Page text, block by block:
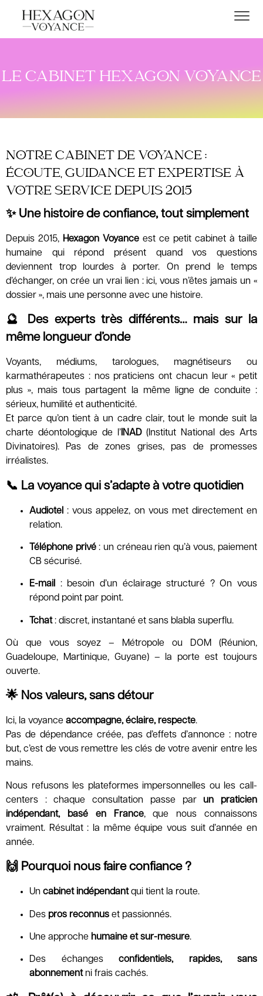
LE CABINET HEXAGON VOYANCE
NOTRE CABINET DE VOYANCE :
ÉCOUTE, GUIDANCE ET EXPERTISE À
VOTRE SERVICE DEPUIS 2015
✨ Une histoire de confiance, tout simplement
Depuis 2015, Hexagon Voyance est ce petit cabinet à taille
humaine qui répond présent quand vos questions
deviennent trop lourdes à porter. On prend le temps
d’échanger, on crée un vrai lien : ici, vous n’êtes jamais un «
dossier », mais une personne avec une histoire.
🔮 Des experts très différents… mais sur la
même longueur d’onde
Voyants, médiums, tarologues, magnétiseurs ou
karmathérapeutes : nos praticiens ont chacun leur « petit
plus », mais tous partagent la même ligne de conduite :
sérieux, humilité et authenticité.
Et parce qu’on tient à un cadre clair, tout le monde suit la
charte déontologique de l’INAD(Institut National des Arts
Divinatoires). Pas de zones grises, pas de promesses
irréalistes.
📞 La voyance qui s’adapte à votre quotidien
Audiotel : vous appelez, on vous met directement en
relation.
Téléphone privé: un créneau rien qu’à vous, paiement
CB sécurisé.
E-mail
: besoin d’un éclairage structuré ? On vous
répond point par point.
Tchat: discret, instantané et sans blabla superflu.
Où que vous soyez – Métropole ou DOM (Réunion,
Guadeloupe, Martinique, Guyane) – la porte est toujours
ouverte.
🌟 Nos valeurs, sans détour
Ici, la voyance accompagne, éclaire, respecte.
Pas de dépendance créée, pas d’effets d’annonce : notre
but, c’est de vous remettre les clés de votre avenir entre les
mains.
Nous refusons les plateformes impersonnelles ou les call-
centers : chaque consultation passe par un praticien
indépendant, basé en France, que nous connaissons
vraiment. Résultat : la même équipe vous suit d’année en
année.
🙌 Pourquoi nous faire confiance ?
Un cabinet indépendantqui tient la route.
Des pros reconnus et passionnés.
Une approche humaine et sur-mesure.
Des échanges confidentiels, rapides, sans
abonnementni frais cachés.